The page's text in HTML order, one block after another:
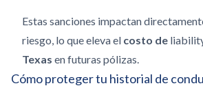
Estas sanciones impactan
riesgo, lo que eleva el costo de
Texas en futuras pólizas.
Cómo proteger tu historial de